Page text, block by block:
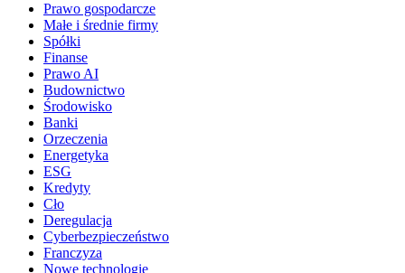
Prawo gospodarcze
Małe i średnie firmy
Spółki
Finanse
Prawo AI
Budownictwo
Środowisko
Banki
Orzeczenia
Energetyka
ESG
Kredyty
Cło
Deregulacja
Cyberbezpieczeństwo
Franczyza
Nowe technologie